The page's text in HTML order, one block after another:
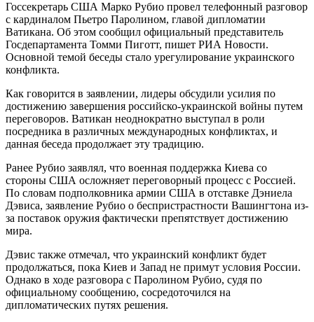
Госсекретарь США Марко Рубио провел телефонный разговор
с кардиналом Пьетро Паролином, главой дипломатии
Ватикана. Об этом сообщил официальный представитель
Госдепартамента Томми Пиготт, пишет РИА Новости.
Основной темой беседы стало урегулирование украинского
конфликта.
Как говорится в заявлении, лидеры обсудили усилия по
достижению завершения российско-украинской войны путем
переговоров. Ватикан неоднократно выступал в роли
посредника в различных международных конфликтах, и
данная беседа продолжает эту традицию.
Ранее Рубио заявлял, что военная поддержка Киева со
стороны США осложняет переговорный процесс с Россией.
По словам подполковника армии США в отставке Дэниела
Дэвиса, заявление Рубио о беспристрастности Вашингтона из-
за поставок оружия фактически препятствует достижению
мира.
Дэвис также отмечал, что украинский конфликт будет
продолжаться, пока Киев и Запад не примут условия России.
Однако в ходе разговора с Паролином Рубио, судя по
официальному сообщению, сосредоточился на
дипломатических путях решения.